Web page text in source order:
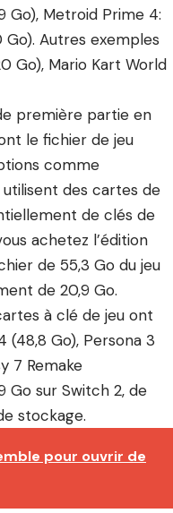
Go), Metroid Prime 4:
Go). Autres exemples
Go), Mario Kart World
première partie en
le fichier de jeu
comme
des cartes de
de clés de
achetez l’édition
de 55,3 Go du jeu
de 20,9 Go.
à clé de jeu ont
Go), Persona 3
7 Remake
sur Switch 2, de
stockage.
pour ouvrir de